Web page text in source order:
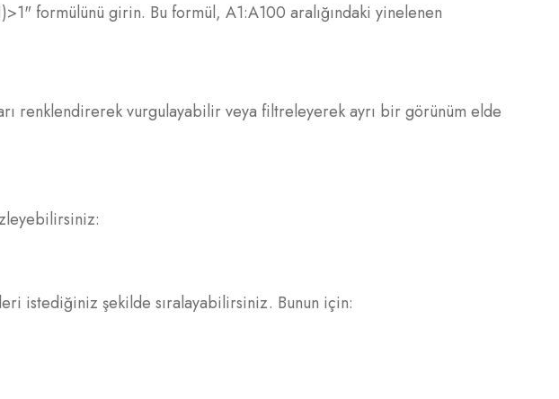
formülünü girin. Bu formül, A1:A100 aralığındaki yinelenen
renklendirerek vurgulayabilir veya filtreleyerek ayrı bir görünüm elde
istediğiniz şekilde sıralayabilirsiniz. Bunun için: